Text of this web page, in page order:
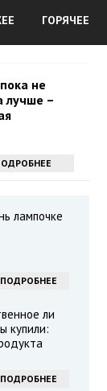
ГОРЯЧЕЕ
не
лучше –
лампочке
ПОДРОБНЕЕ
ли
купили:
ПОДРОБНЕЕ